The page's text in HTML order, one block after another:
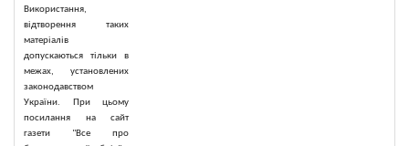
Використання,
відтворення таких
матеріалів
допускаються тільки в
межах, установлених
законодавством
України. При цьому
посилання на сайт
газети "Все про